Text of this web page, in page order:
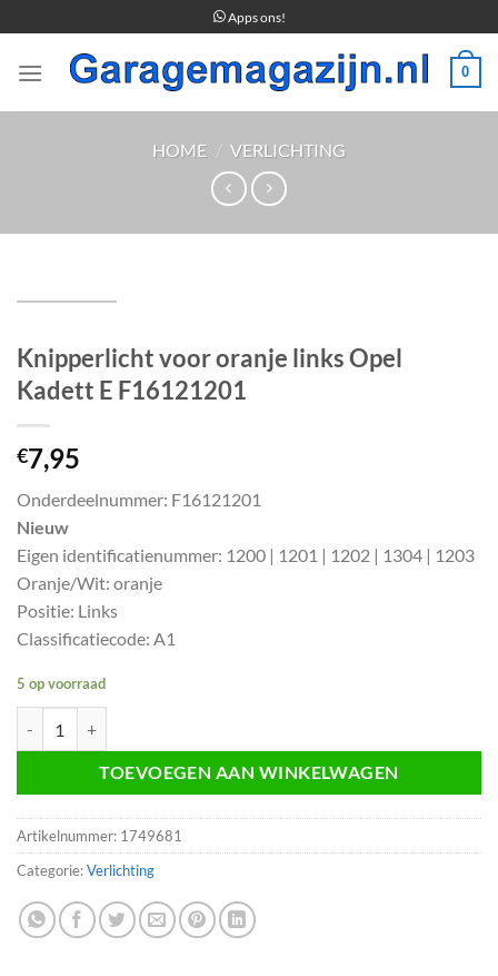
naar
inhoud
Apps ons!
0
HOME / VERLICHTING
Knipperlicht voor oranje links Opel
Kadett E F16121201
€7,95
Onderdeelnummer: F16121201
Nieuw
Eigen identificatienummer: 1200 | 1201 | 1202 | 1304 | 1203
Oranje/Wit: oranje
Positie: Links
Classificatiecode: A1
5 op voorraad
TOEVOEGEN AAN WINKELWAGEN
Artikelnummer: 1749681
Categorie:Verlichting